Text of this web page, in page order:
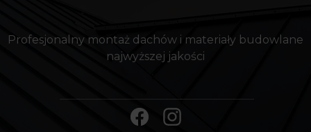
Profesjonalny montaż dachów i materiały budowlane
najwyższej jakości